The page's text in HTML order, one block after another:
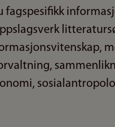
fagspesifikk